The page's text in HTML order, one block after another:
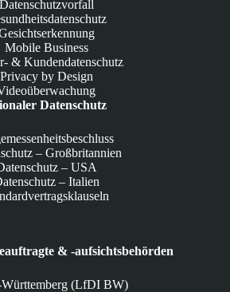
Datenschutzvorfall
Mobile Business
& Kundendatenschutz
Privacy by Design
Datenschutz
– Großbritannien
– USA
– Italien
& -aufsichtsbehörden
Württemberg (LfDI BW)